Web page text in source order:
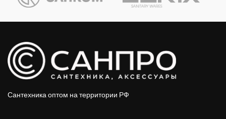
Сантехника оптом на территории РФ